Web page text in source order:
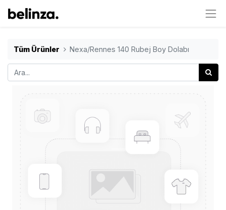
Tüm Ürünler Nexa/Rennes 140 Rubej Boy Dolabı